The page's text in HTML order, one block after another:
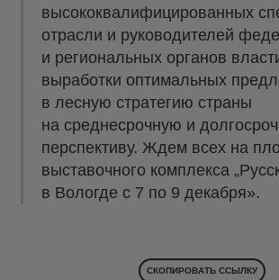
высококвалифицированных
отрасли и руководителей
и региональных органов
выработки оптимальных
в лесную стратегию страны
на среднесрочную и
перспективу. Ждем всех на
выставочного комплекса
в Вологде с 7 по 9 декабря».
СКОПИРОВАТЬ ССЫЛКУ